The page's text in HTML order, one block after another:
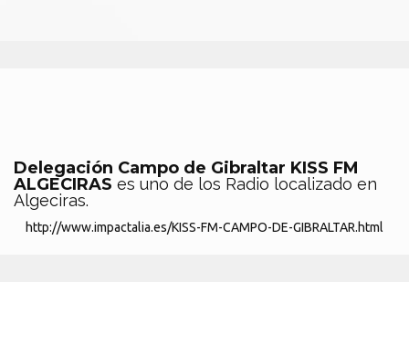
Delegación Campo de Gibraltar KISS FM
ALGECIRAS es uno de los Radio localizado en
Algeciras.
http://www.impactalia.es/KISS-FM-CAMPO-DE-GIBRALTAR.html